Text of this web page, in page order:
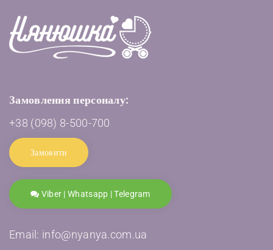
Замовлення персоналу:
+38 (098) 8-500-700
Замовити
Viber | Whatsapp | Telegram
Email: info@nyanya.com.ua